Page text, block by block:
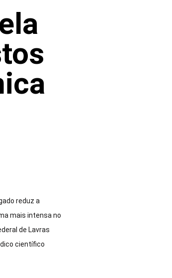
reduz a
mais intensa no
de Lavras
científico